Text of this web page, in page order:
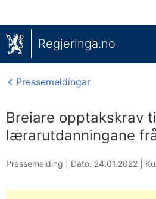
Regjeringa.no
Pressemeldingar
Breiare opptakskrav
lærarutdanningane
Pressemelding | Dato: 24.01.2022